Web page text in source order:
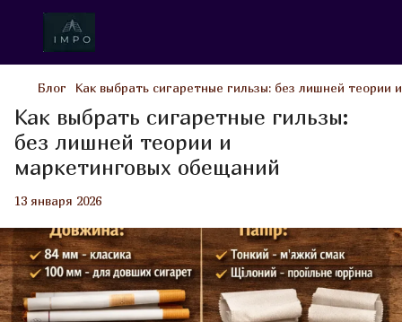
Блог Как выбрать сигаретные гильзы: без лишней теории
Как выбрать сигаретные гильзы:
без лишней теории и
маркетинговых обещаний
13 января 2026